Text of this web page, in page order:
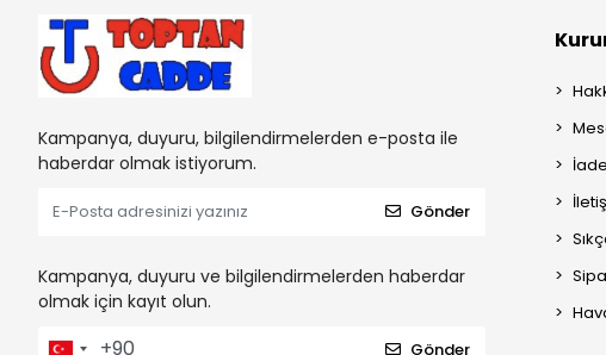
Kampanya, duyuru, bilgilendirmelerden e-posta ile
haberdar olmak istiyorum.
Gönder
Kampanya, duyuru ve bilgilendirmelerden haberdar
olmak için kayıt olun.
Gönder